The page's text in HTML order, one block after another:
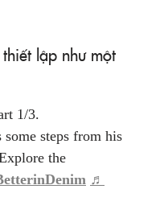
lập như một
1/3.
some steps from his
the
♬